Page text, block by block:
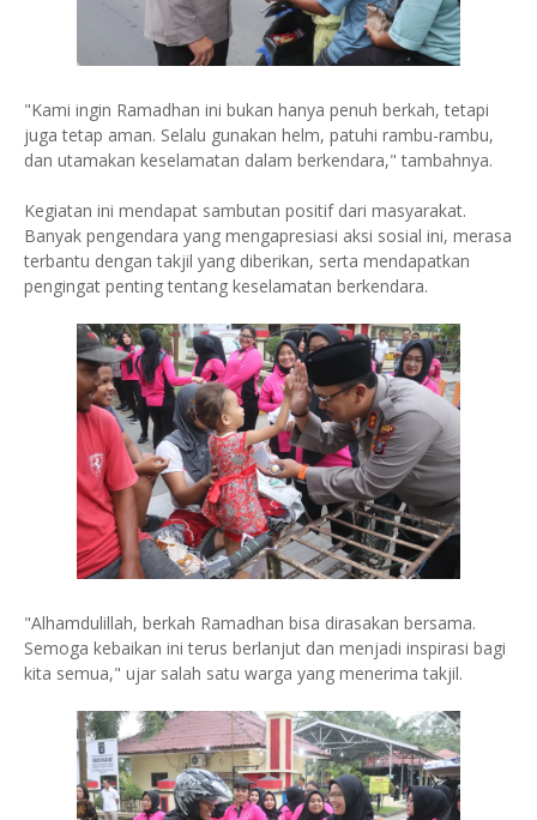
"Kami ingin Ramadhan ini bukan hanya penuh berkah, tetapi
juga tetap aman. Selalu gunakan helm, patuhi rambu-rambu,
dan utamakan keselamatan dalam berkendara," tambahnya.
Kegiatan ini mendapat sambutan positif dari masyarakat.
Banyak pengendara yang mengapresiasi aksi sosial ini, merasa
terbantu dengan takjil yang diberikan, serta mendapatkan
pengingat penting tentang keselamatan berkendara.
"Alhamdulillah, berkah Ramadhan bisa dirasakan bersama.
Semoga kebaikan ini terus berlanjut dan menjadi inspirasi bagi
kita semua," ujar salah satu warga yang menerima takjil.